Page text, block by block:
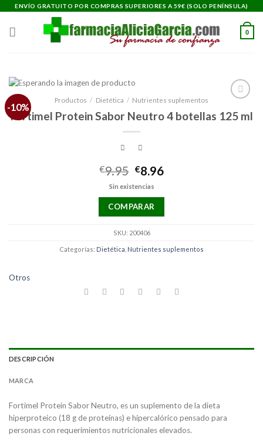
Saltar
contenido
ENVÍO GRATUITO POR COMPRAS SUPERIORES A 59€ (SOLO PENÍNSULA)
0
-10%
a la
Productos / Dietética / Nutrientes suplementos
Fortimel Protein Sabor Neutro 4 botellas 125 ml
€9.95 El
precio
original
era:
€9.95.
€8.96El
actual
€8.96.
Sin existencias
COMPARAR
SKU: 200406
Categorías: Dietética Nutrientes suplementos
Otros
DESCRIPCIÓN
MARCA
Fortimel Protein Sabor Neutro, es un suplemento de la dieta
hiperproteico (18 g de proteínas) e hipercalórico pensado para
personas con requerimientos nutricionales elevados.